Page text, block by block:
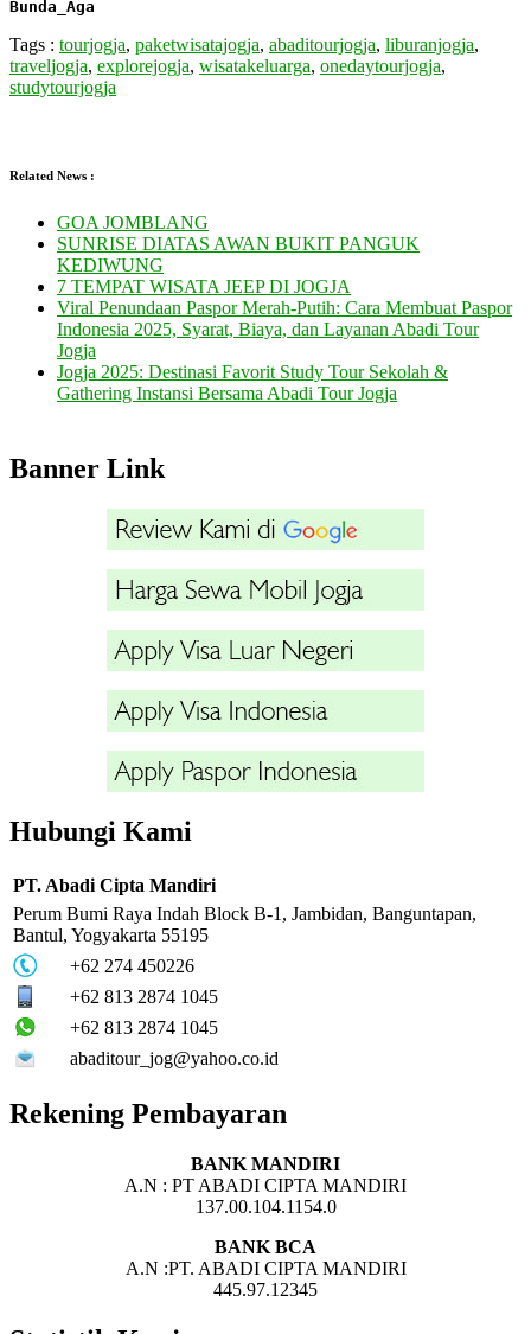
Bunda_Aga
Tags : tourjogja, paketwisatajogja, abaditourjogja, liburanjogja,
traveljogja, explorejogja, wisatakeluarga, onedaytourjogja,
studytourjogja
Related News :
GOA JOMBLANG
SUNRISE DIATAS AWAN BUKIT PANGUK
KEDIWUNG
7 TEMPAT WISATA JEEP DI JOGJA
Viral Penundaan Paspor Merah-Putih: Cara Membuat Paspor
Indonesia 2025, Syarat, Biaya, dan Layanan Abadi Tour
Jogja
Jogja 2025: Destinasi Favorit Study Tour Sekolah &
Gathering Instansi Bersama Abadi Tour Jogja
Banner Link
Hubungi Kami
PT. Abadi Cipta Mandiri
Perum Bumi Raya Indah Block B-1, Jambidan, Banguntapan,
Bantul, Yogyakarta 55195
+62 274 450226
+62 813 2874 1045
+62 813 2874 1045
abaditour_jog@yahoo.co.id
Rekening Pembayaran
BANK MANDIRI
A.N : PT ABADI CIPTA MANDIRI
137.00.104.1154.0
BANK BCA
A.N :PT. ABADI CIPTA MANDIRI
445.97.12345